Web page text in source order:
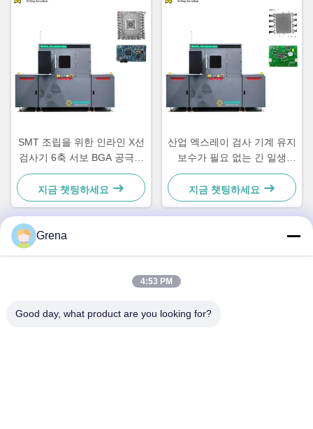
SMT 조립을 위한 인라인 X선
검사기 6축 서보 BGA 공극률
측정
지금 챗팅하세요
산업 엑스레이 검사 기계 유지
보수가 필요 없는 긴 일생
10kg 최대 적재 능력
지금 챗팅하세요
5F,B3, 안다 전자공업 공장, 허핑 커뮤니티, 푸하이 가, 바오안
Grena
4:53 PM
Good day, what product are you looking for?